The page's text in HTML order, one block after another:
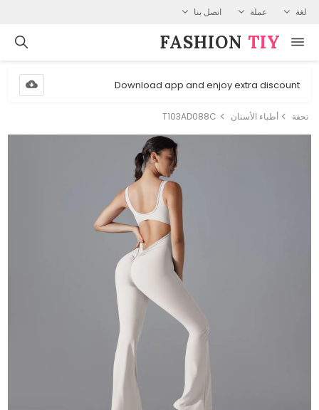
لغة عملة اتصل بنا
FASHION⁠ TIY
Download app and enjoy extra discount
نحفة أطباء الأسنان T103AD088C